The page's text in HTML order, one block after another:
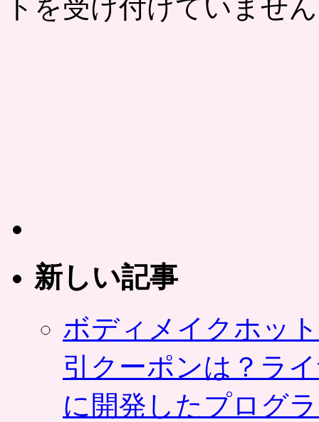
トを受け付けていません
新しい記事
ボディメイクホッ
引クーポンは？ラ
に開発したプログ